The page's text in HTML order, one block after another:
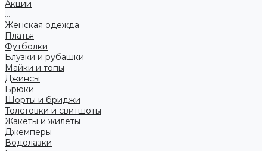
Акции
...
Женская одежда
Платья
Футболки
Блузки и рубашки
Майки и топы
Джинсы
Брюки
Шорты и бриджи
Толстовки и свитшоты
Жакеты и жилеты
Джемперы
Водолазки